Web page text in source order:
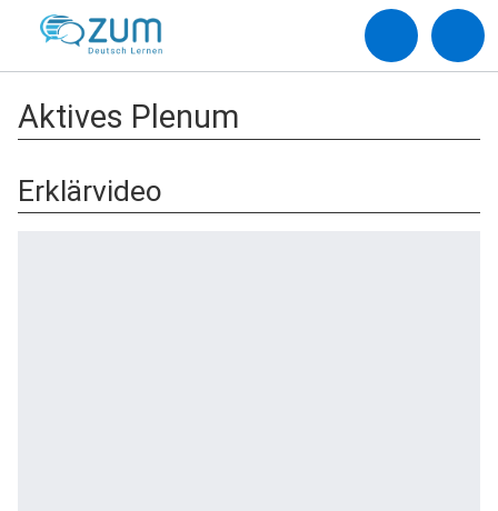
Aktives Plenum
Erklärvideo